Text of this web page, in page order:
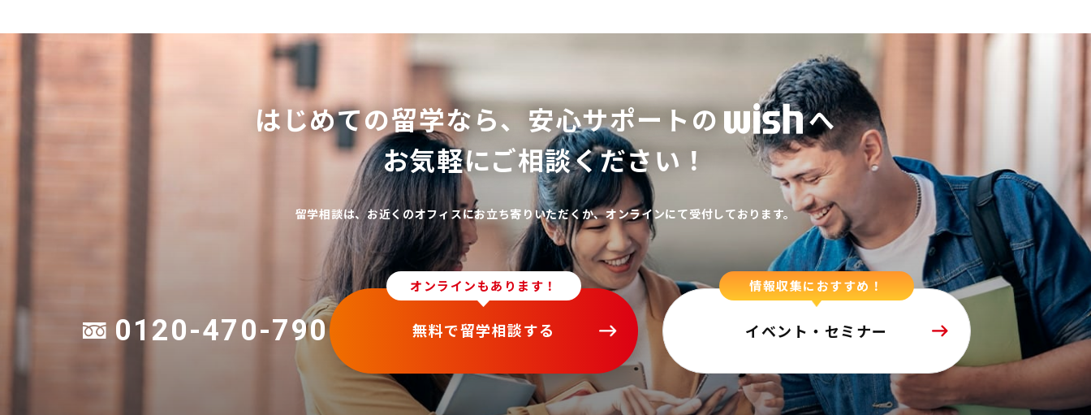
はじめての留学なら、 安心サポートの
へ
お気軽にご相談ください！
留学相談は、お近くのオフィスにお立ち寄りいただくか、オンラインにて受付しております。
0120-470-790
オンラインもあります！
無料で留学相談する
情報収集におすすめ！
イベント・セミナー